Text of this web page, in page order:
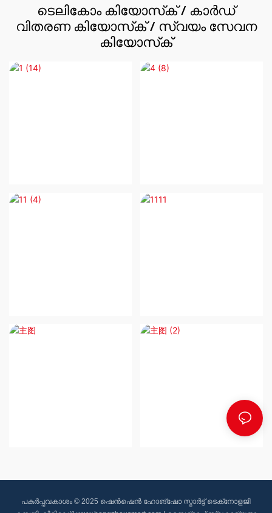
ടെലികോം കിയോസ്‌ക് / കാർഡ്
വിതരണ കിയോസ്‌ക് / സ്വയം സേവന
കിയോസ്‌ക്
പകർപ്പവകാശം © 2025 ഷെൻ‌ഷെൻ ഹോങ്‌ഷോ സ്മാർട്ട് ടെക്‌നോളജി